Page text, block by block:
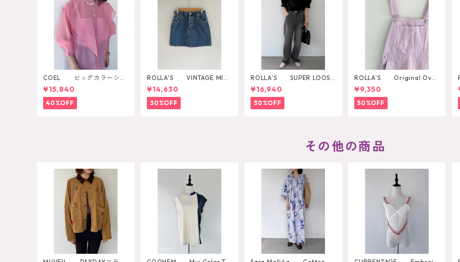
COEL ビッグカラーシア
ーシャツ
¥15,840
40%OFF
ROLLA'S VINTAGE MINI
DAZZLER
¥14,630
30%OFF
ROLLA’S SUPER LOOSE
BLACK STONE
¥16,940
30%OFF
ROLLA’S Original Over
all
¥9,350
50%OFF
その他の商品